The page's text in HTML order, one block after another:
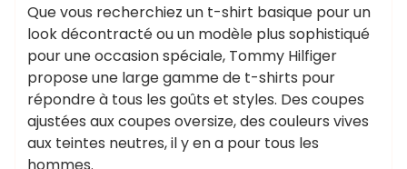
Que vous recherchiez un t-shirt basique pour un
look décontracté ou un modèle plus sophistiqué
pour une occasion spéciale, Tommy Hilfiger
propose une large gamme de t-shirts pour
répondre à tous les goûts et styles. Des coupes
ajustées aux coupes oversize, des couleurs vives
aux teintes neutres, il y en a pour tous les
hommes.